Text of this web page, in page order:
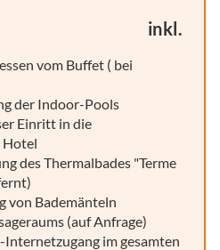
inkl.
vom Buffet ( bei
der Indoor-Pools
Einritt in die
Hotel
des Thermalbades "Terme
von Bademänteln
(auf Anfrage)
im gesamten